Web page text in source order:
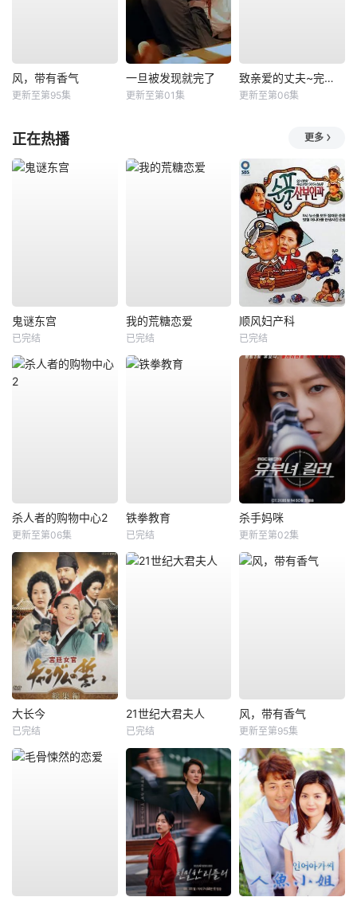
风，带有香气
更新至第95集
一旦被发现就完了
更新至第01集
致亲爱的丈夫~完美妻子的谎言~
更新至第06集
正在热播 更多
鬼谜东宫
已完结
我的荒糖恋爱
已完结
顺风妇产科
已完结
杀人者的购物中心2
更新至第06集
铁拳教育
已完结
杀手妈咪
更新至第02集
大长今
已完结
21世纪大君夫人
已完结
风，带有香气
更新至第95集